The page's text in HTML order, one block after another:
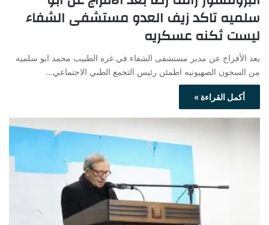
سلميه تاكد زيف العدو مستشفى الشفاء
ليست ثكنه عسكريه
بعد الأفراج عن مدير مستشفى الشفاء في غزه الطبيب محمد ابو سلميه
من السجون الصهيونيه اطمئن رئيس التجمع الطبي الاجتماعي…
أكمل القراءة »